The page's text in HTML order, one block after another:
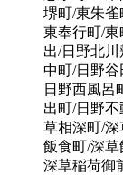
堺町/東朱
東奉行町/
出/日野北
中町/日野
日野西風呂
出町/日野
草相深町/
飯食町/深
深草稲荷御